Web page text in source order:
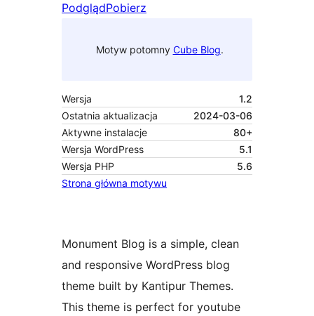
PodglądPobierz
Motyw potomny Cube Blog.
Wersja
1.2
Ostatnia aktualizacja
2024-03-06
Aktywne instalacje
80+
Wersja WordPress
5.1
Wersja PHP
5.6
Strona główna motywu
Monument Blog is a simple, clean
and responsive WordPress blog
theme built by Kantipur Themes.
This theme is perfect for youtube